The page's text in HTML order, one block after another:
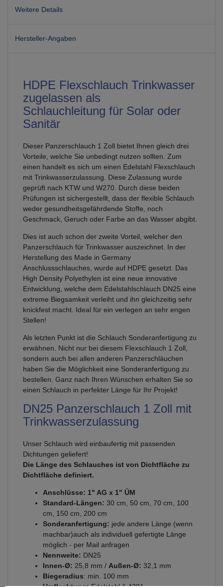
Weitere Details
Hersteller-Angaben
HDPE Flexschlauch Trinkwasser
zugelassen als
Schlauchleitung für Solar oder
Sanitär
Dieser Panzerschlauch 1 Zoll bietet Ihnen gleich drei
Vorteile, welche Sie unbedingt nutzen sollten. Zum
einen handelt es sich um einen Edelstahl Flexschlauch
mit Trinkwasserzulassung. Diese Zulassung wurde
geprüft nach KTW und W270. Durch diese beiden
Prüfungen ist sichergestellt, dass der flexible Schlauch
weder gesundheitsgefährdende Stoffe, noch
Geschmack, Geruch oder Farbe an das Wasser abgibt.
Dies ist auch schon der zweite Vorteil, welcher den
Panzerschlauch für Trinkwasser auszeichnet. In der
Herstellung des Made in Germany
Anschlussschlauches, wurde auf HDPE gesetzt. Das
High Density Polyethylen ist eine neue innovative
Entwicklung, welche dem Edelstahlschlauch DN25 eine
extreme Biegsamkeit verleiht und ihn gleichzeitig sehr
knickfest macht. Ideal für ein verlegen an sehr engen
Stellen!
Als letzten Punkt ist die Schlauch Sonderanfertigung zu
erwähnen. Nicht nur bei diesem Flexschlauch 1 Zoll,
sondern auch bei allen anderen Panzerschläuchen
haben Sie die Möglichkeit eine Sonderanfertigung zu
bestellen. Ganz nach Ihren Wünschen erhalten Sie so
einen Schlauch in perfekter Länge für Ihr Projekt!
DN25 Panzerschlauch 1 Zoll mit
Trinkwasserzulassung
Unser Schlauch wird einbaufertig mit passenden
Dichtungen geliefert!
Die Länge des Schlauches ist von Dichtfläche zu
Dichtfläche definiert.
Anschlüsse: 1" AG x 1" ÜM
Standard-Längen: 30 cm, 50 cm, 70 cm, 100
cm, 150 cm, 200 cm
Sonderanfertigung: jede andere Länge (wenn
machbar)auch als individuell gefertigte Länge
möglich - per Mail anfragen
Nennweite: DN25
Innen-Ø: 25,8 mm / Außen-Ø: 32,1 mm
Biegeradius: min. 100 mm